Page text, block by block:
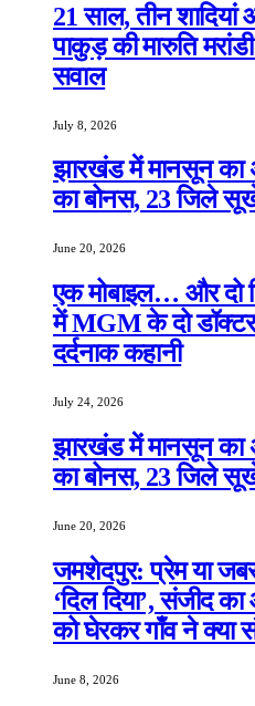
21 साल, तीन
पाकुड़ की मारुति
सवाल
July 8, 2026
झारखंड में मानसून का
का बोनस, 23 जिले
June 20, 2026
एक मोबाइल… और दो
में MGM के दो
दर्दनाक कहानी
July 24, 2026
झारखंड में मानसून का
का बोनस, 23 जिले
June 20, 2026
जमशेदपुर: प्रेम या
‘दिल दिया’, संजीद
को घेरकर गाँव ने क्या
June 8, 2026